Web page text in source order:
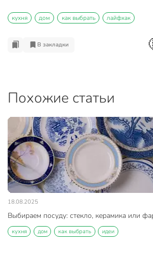
кухня дом как выбрать лайфхак
В закладки
Похожие статьи
18.08.2025
Выбираем посуду: стекло, керамика или
кухня дом как выбрать идеи